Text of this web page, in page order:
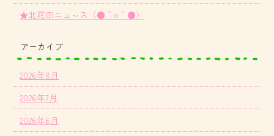
★北花田ニュ～ス（●＾o＾●）
アーカイブ
2026年8月
2026年7月
2026年6月